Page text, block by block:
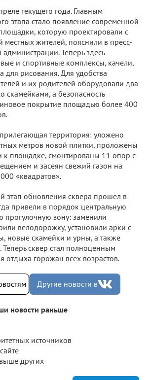
текущего года. Главным
этапа стало появление современной
которую проектировали с
местных жителей, пояснили в пресс-
Теперь здесь
и спортивные комплексы, качели,
для рисования. Для удобства
и их родителей оборудовали два
скамейками, а безопасность
покрытие площадью более 400
территория: уложено
метров новой плитки, проложены
площадке, смонтированы 11 опор с
и засеян свежий газон на
«квадратов».
этап обновления сквера прошел в
привели в порядок центральную
зону: заменили
велодорожку, установили арки с
новые скамейки и урны, а также
сквер стал полноценным
отдыха горожан всех возрастов.
Другие новости в
новости раньше
источников
других